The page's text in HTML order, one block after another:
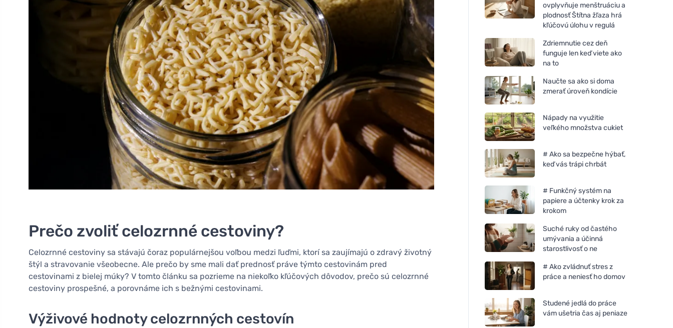
Prečo zvoliť celozrnné cestoviny?
Celozrnné cestoviny sa stávajú čoraz populárnejšou voľbou medzi ľuďmi, ktorí sa zaujímajú o zdravý životný
štýl a stravovanie všeobecne. Ale prečo by sme mali dať prednosť práve týmto cestovinám pred
cestovinami z bielej múky? V tomto článku sa pozrieme na niekoľko kľúčových dôvodov, prečo sú celozrnné
cestoviny prospešné, a porovnáme ich s bežnými cestovinami.
Výživové hodnoty celozrnných cestovín
ovplyvňuje menštruáciu a
plodnosť Štítna žľaza hrá
kľúčovú úlohu v regulá
Zdriemnutie cez deň
funguje len keď viete ako
na to
Naučte sa ako si doma
zmerať úroveň kondície
Nápady na využitie
veľkého množstva cukiet
# Ako sa bezpečne hýbať,
keď vás trápi chrbát
# Funkčný systém na
papiere a účtenky krok za
krokom
Suché ruky od častého
umývania a účinná
starostlivosť o ne
# Ako zvládnuť stres z
práce a neniesť ho domov
Studené jedlá do práce
vám ušetria čas aj peniaze